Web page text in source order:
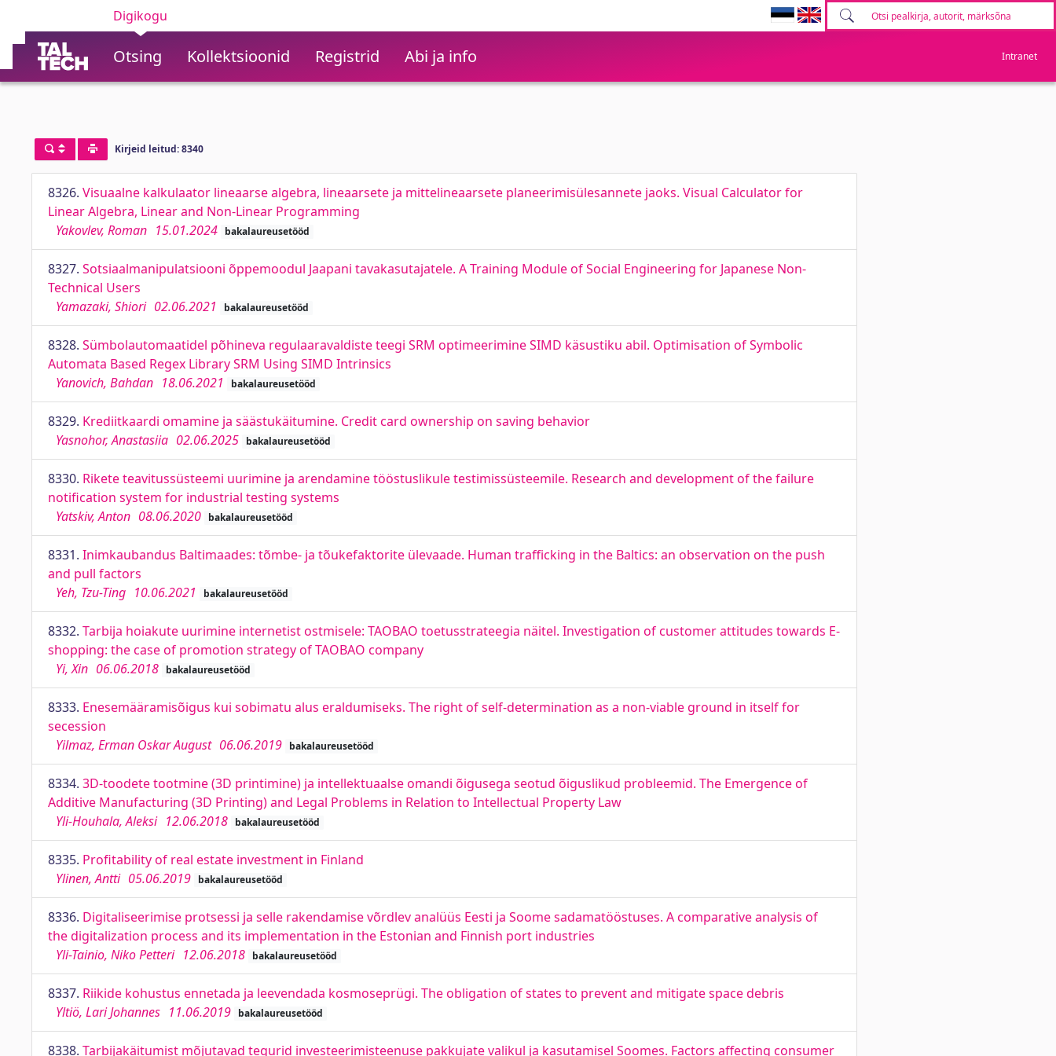
Digikogu
Otsing Kollektsioonid Registrid Abi ja info Intranet
Kirjeid leitud: 8340
8326. Visuaalne kalkulaator lineaarse algebra, lineaarsete ja mittelineaarsete planeerimisülesannete jaoks. Visual Calculator for
Linear Algebra, Linear and Non-Linear Programming
Yakovlev, Roman 15.01.2024 bakalaureusetööd
8327. Sotsiaalmanipulatsiooni õppemoodul Jaapani tavakasutajatele. A Training Module of Social Engineering for Japanese Non-
Technical Users
Yamazaki, Shiori 02.06.2021 bakalaureusetööd
8328. Sümbolautomaatidel põhineva regulaaravaldiste teegi SRM optimeerimine SIMD käsustiku abil. Optimisation of Symbolic
Automata Based Regex Library SRM Using SIMD Intrinsics
Yanovich, Bahdan 18.06.2021 bakalaureusetööd
8329. Krediitkaardi omamine ja säästukäitumine. Credit card ownership on saving behavior
Yasnohor, Anastasiia 02.06.2025 bakalaureusetööd
8330. Rikete teavitussüsteemi uurimine ja arendamine tööstuslikule testimissüsteemile. Research and development of the failure
notification system for industrial testing systems
Yatskiv, Anton 08.06.2020 bakalaureusetööd
8331. Inimkaubandus Baltimaades: tõmbe- ja tõukefaktorite ülevaade. Human trafficking in the Baltics: an observation on the push
and pull factors
Yeh, Tzu-Ting 10.06.2021 bakalaureusetööd
8332. Tarbija hoiakute uurimine internetist ostmisele: TAOBAO toetusstrateegia näitel. Investigation of customer attitudes towards E-
shopping: the case of promotion strategy of TAOBAO company
Yi, Xin 06.06.2018 bakalaureusetööd
8333. Enesemääramisõigus kui sobimatu alus eraldumiseks. The right of self-determination as a non-viable ground in itself for
secession
Yilmaz, Erman Oskar August 06.06.2019 bakalaureusetööd
8334. 3D-toodete tootmine (3D printimine) ja intellektuaalse omandi õigusega seotud õiguslikud probleemid. The Emergence of
Additive Manufacturing (3D Printing) and Legal Problems in Relation to Intellectual Property Law
Yli-Houhala, Aleksi 12.06.2018 bakalaureusetööd
8335. Profitability of real estate investment in Finland
Ylinen, Antti 05.06.2019 bakalaureusetööd
8336. Digitaliseerimise protsessi ja selle rakendamise võrdlev analüüs Eesti ja Soome sadamatööstuses. A comparative analysis of
the digitalization process and its implementation in the Estonian and Finnish port industries
Yli-Tainio, Niko Petteri 12.06.2018 bakalaureusetööd
8337. Riikide kohustus ennetada ja leevendada kosmoseprügi. The obligation of states to prevent and mitigate space debris
Yltiö, Lari Johannes 11.06.2019 bakalaureusetööd
8338. Tarbijakäitumist mõjutavad tegurid investeerimisteenuse pakkujate valikul ja kasutamisel Soomes. Factors affecting consumer